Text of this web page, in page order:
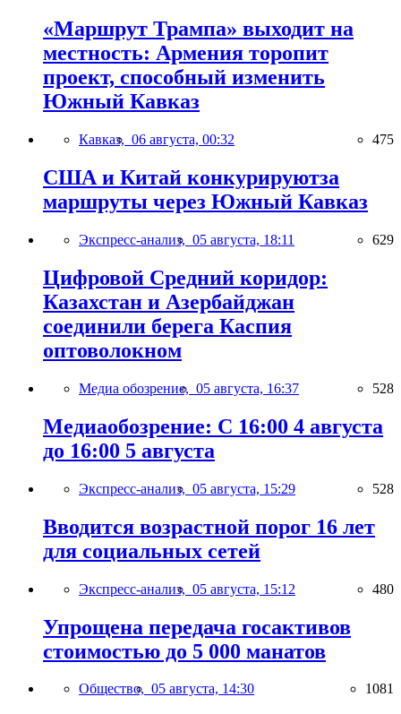
«Маршрут Трампа» выходит на
местность: Армения торопит
проект, способный изменить
Южный Кавказ
Кавказ, 06 августа, 00:32 475
США и Китай конкурируютза
маршруты через Южный Кавказ
Экспресс-анализ, 05 августа, 18:11 629
Цифровой Средний коридор:
Казахстан и Азербайджан
соединили берега Каспия
оптоволокном
Медиа обозрение, 05 августа, 16:37 528
Медиаобозрение: С 16:00 4 августа
до 16:00 5 августа
Экспресс-анализ, 05 августа, 15:29 528
Вводится возрастной порог 16 лет
для социальных сетей
Экспресс-анализ, 05 августа, 15:12 480
Упрощена передача госактивов
стоимостью до 5 000 манатов
Общество, 05 августа, 14:30 1081